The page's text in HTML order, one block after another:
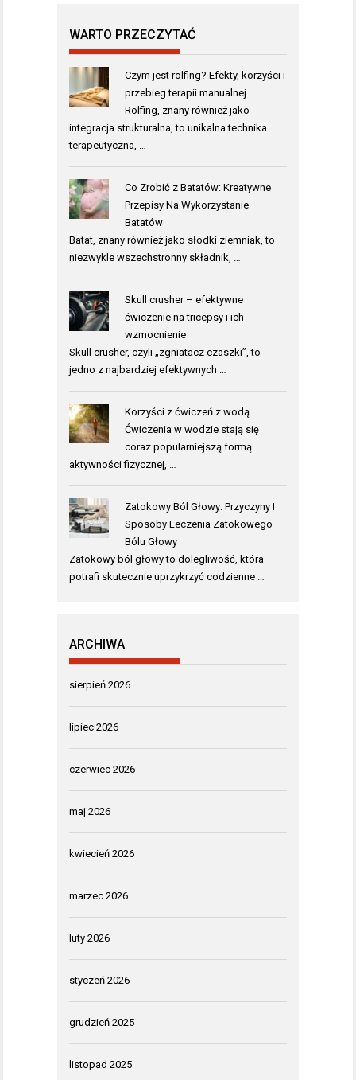
WARTO PRZECZYTAĆ
Czym jest rolfing? Efekty, korzyści i
przebieg terapii manualnej
Rolfing, znany również jako
integracja strukturalna, to unikalna technika
terapeutyczna, …
Co Zrobić z Batatów: Kreatywne
Przepisy Na Wykorzystanie
Batatów
Batat, znany również jako słodki ziemniak, to
niezwykle wszechstronny składnik, …
Skull crusher – efektywne
ćwiczenie na tricepsy i ich
wzmocnienie
Skull crusher, czyli „zgniatacz czaszki”, to
jedno z najbardziej efektywnych …
Korzyści z ćwiczeń z wodą
Ćwiczenia w wodzie stają się
coraz popularniejszą formą
aktywności fizycznej, …
Zatokowy Ból Głowy: Przyczyny I
Sposoby Leczenia Zatokowego
Bólu Głowy
Zatokowy ból głowy to dolegliwość, która
potrafi skutecznie uprzykrzyć codzienne …
ARCHIWA
sierpień 2026
lipiec 2026
czerwiec 2026
maj 2026
kwiecień 2026
marzec 2026
luty 2026
styczeń 2026
grudzień 2025
listopad 2025